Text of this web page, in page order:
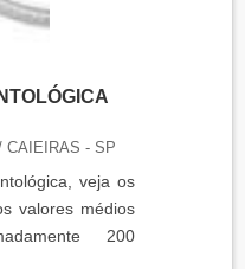
CAIEIRAS - SP
veja os
valores médios
200